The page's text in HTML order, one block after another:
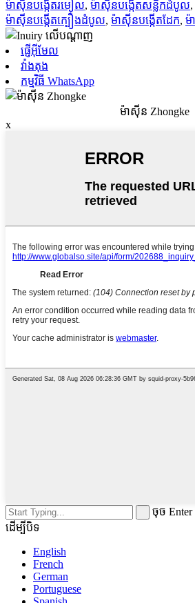
ម៉ាស៊ីនបង្កើតរមៀល, ម៉ាស៊ីនបង្កើតសន្លឹកដំបូល,
ម៉ាស៊ីនបង្កើតក្បឿងដំបូល, ម៉ាស៊ីនបង្កើតដែក, ម៉
ផ្ញើអ៊ីមែល
វ៉ាងតុង
កម្មវិធី WhatsApp
ម៉ាស៊ីន Zhongke
x
ចុច Enter
ដើម្បីបិទ
English
French
German
Portuguese